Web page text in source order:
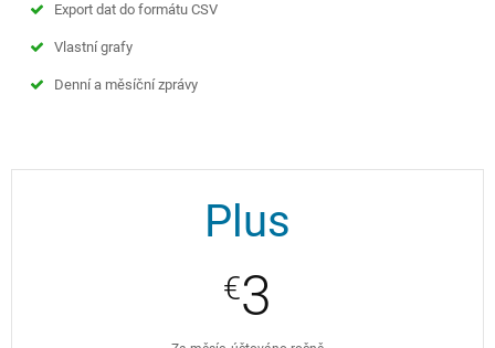
Export dat do formátu CSV
Vlastní grafy
Denní a měsíční zprávy
Plus
€3